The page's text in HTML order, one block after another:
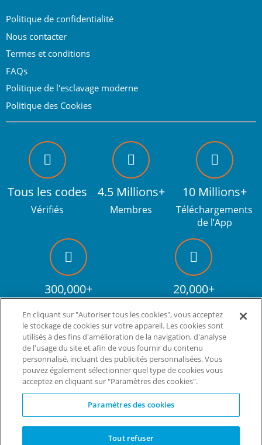
Politique de confidentialité
Nous contacter
Termes et conditions
FAQs
Politique de l'esclavage moderne
Politique des Cookies
Tous les codes
Vérifiés
4.5 Millions+
Membres
10 Millions+
Téléchargements
de l’App
300,000+ 20,000+
Vivez plus. Dépensez moins. tm
© Copyright Invitation Digital Ltd. Tous droits
réservés.
En cliquant sur "Autoriser tous les cookies", vous acceptez
le stockage de cookies sur votre appareil. Les cookies sont
utilisés à des fins d'amélioration de la navigation, d'analyse
de l'usage du site et afin de vous fournir du contenu
personnalisé, incluant des publicités personnalisées. Vous
pouvez également sélectionner quel type de cookies vous
acceptez en cliquant sur "Paramètres des cookies".
Paramètres des cookies
Tout refuser